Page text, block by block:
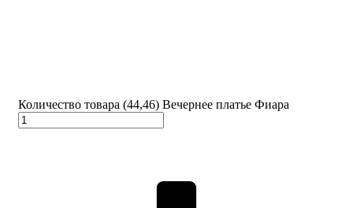
Количество товара (44,46) Вечернее платье Фиара